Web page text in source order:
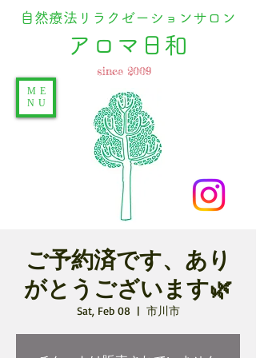
自然療法リラクゼーションサロン
​アロマ日和
ME
NU
since 2009
ご予約済です、あり
がとうございます🌿
Sat, Feb 08
  |
市川市